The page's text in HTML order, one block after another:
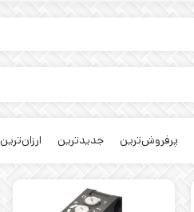
پرفروش‌ترین جدیدترین ارزان‌ترین